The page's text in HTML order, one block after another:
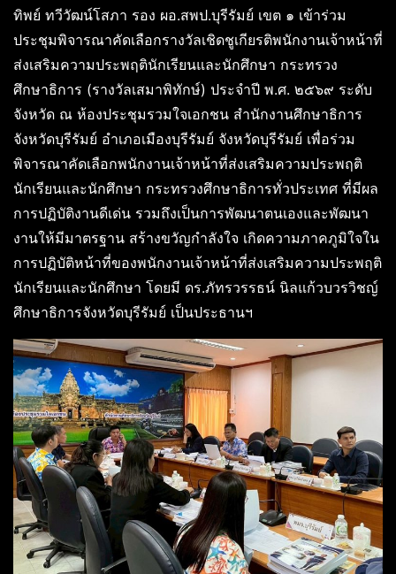
ทิพย์ ทวีวัฒน์โสภา รอง ผอ.สพป.บุรีรัมย์ เขต ๑ เข้าร่วม
ประชุมพิจารณาคัดเลือกรางวัลเชิดชูเกียรติพนักงานเจ้าหน้าที่
ส่งเสริมความประพฤตินักเรียนและนักศึกษา กระทรวง
ศึกษาธิการ (รางวัลเสมาพิทักษ์) ประจำปี พ.ศ. ๒๕๖๙ ระดับ
จังหวัด ณ ห้องประชุมรวมใจเอกชน สำนักงานศึกษาธิการ
จังหวัดบุรีรัมย์ อำเภอเมืองบุรีรัมย์ จังหวัดบุรีรัมย์ เพื่อร่วม
พิจารณาคัดเลือกพนักงานเจ้าหน้าที่ส่งเสริมความประพฤติ
นักเรียนและนักศึกษา กระทรวงศึกษาธิการทั่วประเทศ ที่มีผล
การปฏิบัติงานดีเด่น รวมถึงเป็นการพัฒนาตนเองและพัฒนา
งานให้มีมาตรฐาน สร้างขวัญกำลังใจ เกิดความภาคภูมิใจใน
การปฏิบัติหน้าที่ของพนักงานเจ้าหน้าที่ส่งเสริมความประพฤติ
นักเรียนและนักศึกษา โดยมี ดร.ภัทรวรรธน์ นิลแก้วบวรวิชญ์
ศึกษาธิการจังหวัดบุรีรัมย์ เป็นประธานฯ